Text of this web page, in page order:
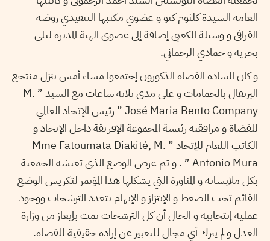
العامة السيدة كلثوم كنو و عضوي مكتبها التنفيذي روضة
القرافي و وسيلة الكعبي إضافة إلى عضوي الهية المديرة ليلى
بحرية و حمادي الرحماني.
و كان السادة القضاة الذكورون إجتمعوا مساء أمس بنزل منتجع
البرتقال بالحمامات و على مدى ثلاثة ساعات مع السيد ” M.
José Maria Bento Company ” رئيس الإتحاد العالمي
للقضاة و مرافقيه رئيسة المجموعة الإفريقة داخل الإتحاد و
الكاتب اللعام للإتحاد ” Mme Fatoumata Diakité, M.
Antonio Mura ” . و تم عرض الوضع الذي تعيشه الجمعية
بكل ملابساته و المناورة التي يشكلها هذا المؤتمر لتكريس الوضع
القائم تحت الضغط و الإبتزاز و الإيهام بتعدد الترشحات ووجود
عملية إنتخابية و الحال أن كل الترشحات تمت بإيعاز من وزارة
العدل و لم يترك أي مجال للتعبير عن إرادة حقيقية للقضاة.